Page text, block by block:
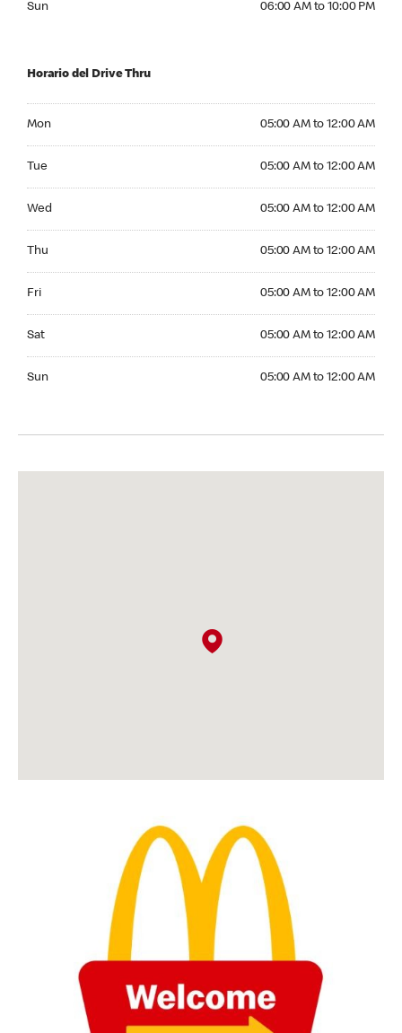
Sun 06:00 AM to 10:00 PM
Horario del Drive Thru
Mon 05:00 AM to 12:00 AM
Tue 05:00 AM to 12:00 AM
Wed 05:00 AM to 12:00 AM
Thu 05:00 AM to 12:00 AM
Fri 05:00 AM to 12:00 AM
Sat 05:00 AM to 12:00 AM
Sun 05:00 AM to 12:00 AM